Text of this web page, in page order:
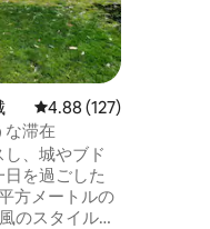
価レビュー127件、5つ
4.88 (127)
な滞在
、城やブド
を過ごした
方メートルの
のスタイル、